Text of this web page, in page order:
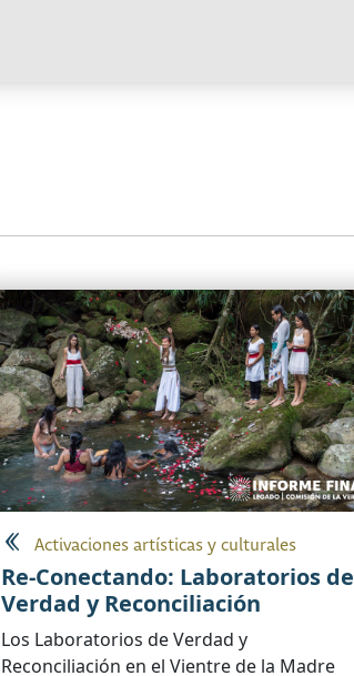
Activaciones artísticas y culturales
Re-Conectando: Laboratorios de
Verdad y Reconciliación
Los Laboratorios de Verdad y
Reconciliación en el Vientre de la Madre